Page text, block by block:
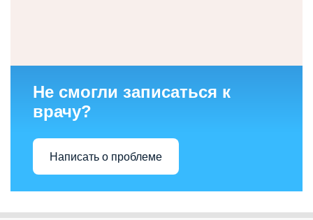
Не смогли записаться к
врачу?
Написать о проблеме